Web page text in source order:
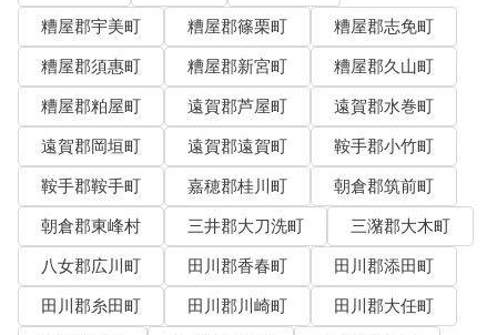
糟屋郡宇美町
糟屋郡篠栗町
糟屋郡志免町
糟屋郡須惠町
糟屋郡新宮町
糟屋郡久山町
糟屋郡粕屋町
遠賀郡芦屋町
遠賀郡水巻町
遠賀郡岡垣町
遠賀郡遠賀町
鞍手郡小竹町
鞍手郡鞍手町
嘉穂郡桂川町
朝倉郡筑前町
朝倉郡東峰村
三井郡大刀洗町
三潴郡大木町
八女郡広川町
田川郡香春町
田川郡添田町
田川郡糸田町
田川郡川崎町
田川郡大任町